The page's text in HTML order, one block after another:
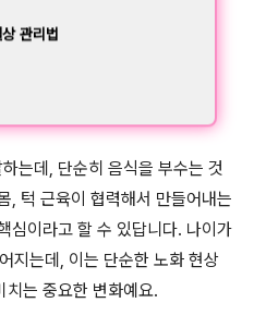
관리법
는데, 단순히 음식을 부수는 것
, 턱 근육이 협력해서 만들어내는
심이라고 할 수 있답니다. 나이가
지는데, 이는 단순한 노화 현상
치는 중요한 변화예요.